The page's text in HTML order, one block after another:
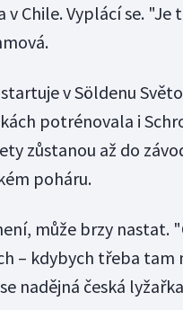
v Chile. Vyplácí se.
v Söldenu
potrénovala i
zůstanou až do
poháru.
může brzy nastat.
– kdybych třeba
nadějná česká